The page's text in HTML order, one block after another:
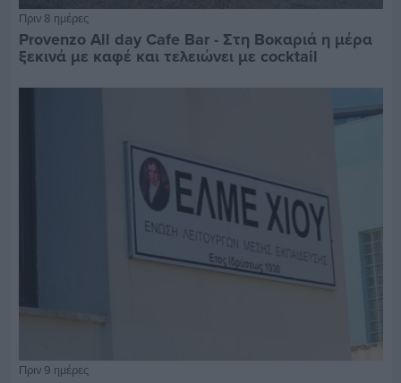
Πριν 8 ημέρες
Provenzo All day Cafe Bar - Στη Βοκαριά η μέρα
ξεκινά με καφέ και τελειώνει με cocktail
Πριν 9 ημέρες